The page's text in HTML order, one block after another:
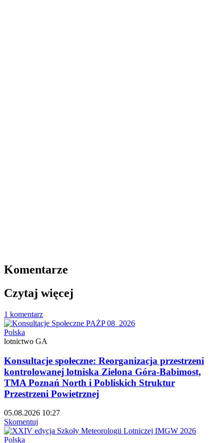
Komentarze
Czytaj więcej
1 komentarz
Polska
lotnictwo GA
Konsultacje społeczne: Reorganizacja przestrzeni
kontrolowanej lotniska Zielona Góra-Babimost,
TMA Poznań North i Pobliskich Struktur
Przestrzeni Powietrznej
05.08.2026 10:27
Skomentuj
Polska